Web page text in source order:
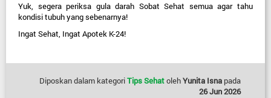
Yuk, segera periksa gula darah Sobat Sehat semua agar tahu
kondisi tubuh yang sebenarnya!
Ingat Sehat, Ingat Apotek K-24!
Diposkan dalam kategoriTips SehatolehYunita Isna pada
26 Jun 2026